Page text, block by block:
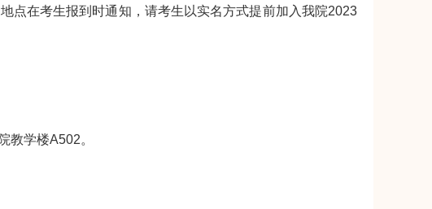
在考生报到时通知，请考生以实名方式提前加入我院2023
学楼A502。